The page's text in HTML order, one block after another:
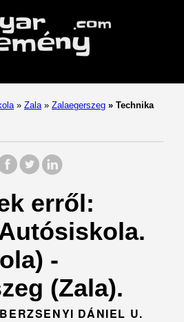
» Zala » Zalaegerszeg » Technika
erről:
-
(Zala).
DÁNIEL U.